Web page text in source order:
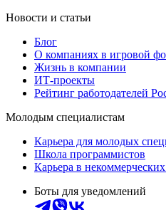
Новости и статьи
Блог
О компаниях в игровой
Жизнь в компании
ИТ-проекты
Рейтинг работодателей
Молодым специалистам
Карьера для молодых
Школа программистов
Карьера в
Боты для уведомлений